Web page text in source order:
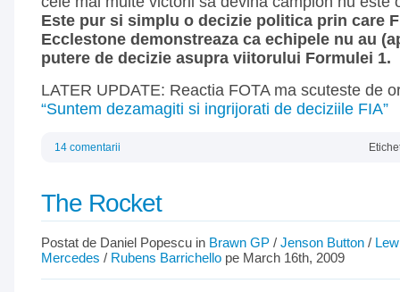
Este pur si simplu o decizie politica prin care
Ecclestone demonstreaza ca echipele nu au
putere de decizie asupra viitorului Formulei 1.
LATER UPDATE: Reactia FOTA ma scuteste de
“Suntem dezamagiti si ingrijorati de deciziile FIA”
14 comentarii
The Rocket
Postat de Daniel Popescu in Brawn GP / Jenson Button /
Mercedes / Rubens Barrichello pe March 16th, 2009